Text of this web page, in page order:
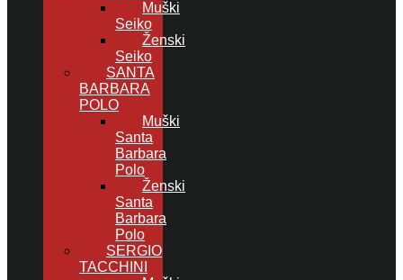
Muški
Seiko
Ženski
Seiko
SANTA
BARBARA
POLO
Muški
Santa
Barbara
Polo
Ženski
Santa
Barbara
Polo
SERGIO
TACCHINI